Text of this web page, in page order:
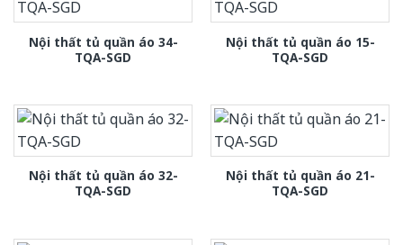
Nội thất tủ quần áo 34-
TQA-SGD
Nội thất tủ quần áo 15-
TQA-SGD
Nội thất tủ quần áo 32-
TQA-SGD
Nội thất tủ quần áo 21-
TQA-SGD